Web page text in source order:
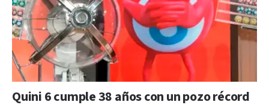
Quini 6 cumple 38 años con un pozo récord